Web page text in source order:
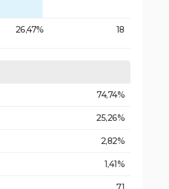
26,47% 18
74,74%
25,26%
2,82%
1,41%